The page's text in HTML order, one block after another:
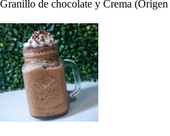
Granillo de chocolate y Crema (Origen